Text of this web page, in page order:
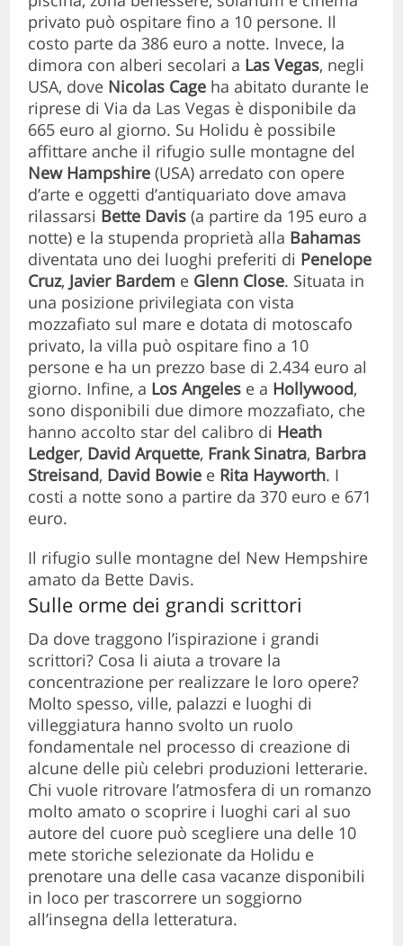
privato può ospitare fino a 10 persone. Il
costo parte da 386 euro a notte. Invece, la
dimora con alberi secolari a Las Vegas, negli
USA, dove Nicolas Cage ha abitato durante le
riprese di Via da Las Vegas è disponibile da
665 euro al giorno. Su Holidu è possibile
affittare anche il rifugio sulle montagne del
New Hampshire (USA) arredato con opere
d’arte e oggetti d’antiquariato dove amava
rilassarsi Bette Davis (a partire da 195 euro a
notte) e la stupenda proprietà alla Bahamas
diventata uno dei luoghi preferiti di Penelope
Cruz, Javier Bardem e Glenn Close. Situata in
una posizione privilegiata con vista
mozzafiato sul mare e dotata di motoscafo
privato, la villa può ospitare fino a 10
persone e ha un prezzo base di 2.434 euro al
giorno. Infine, a Los Angeles e a Hollywood,
sono disponibili due dimore mozzafiato, che
hanno accolto star del calibro di Heath
Ledger, David Arquette, Frank Sinatra, Barbra
Streisand, David Bowie e Rita Hayworth. I
costi a notte sono a partire da 370 euro e 671
euro.
Il rifugio sulle montagne del New Hempshire
amato da Bette Davis.
Sulle orme dei grandi scrittori
Da dove traggono l’ispirazione i grandi
scrittori? Cosa li aiuta a trovare la
concentrazione per realizzare le loro opere?
Molto spesso, ville, palazzi e luoghi di
villeggiatura hanno svolto un ruolo
fondamentale nel processo di creazione di
alcune delle più celebri produzioni letterarie.
Chi vuole ritrovare l’atmosfera di un romanzo
molto amato o scoprire i luoghi cari al suo
autore del cuore può scegliere una delle 10
mete storiche selezionate da Holidu e
prenotare una delle casa vacanze disponibili
in loco per trascorrere un soggiorno
all’insegna della letteratura.